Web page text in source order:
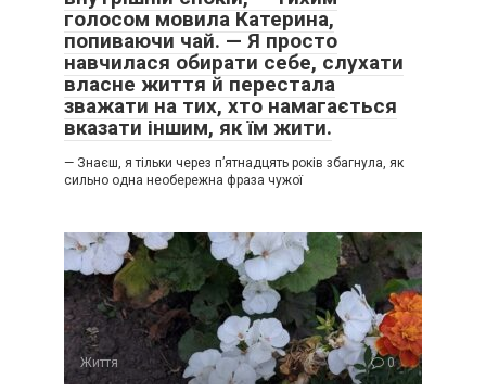
голосом мовила Катерина,
попиваючи чай. — Я просто
навчилася обирати себе, слухати
власне життя й перестала
зважати на тих, хто намагається
вказати іншим, як їм жити.
— Знаєш, я тільки через п’ятнадцять років збагнула, як
сильно одна необережна фраза чужої
Життя 0